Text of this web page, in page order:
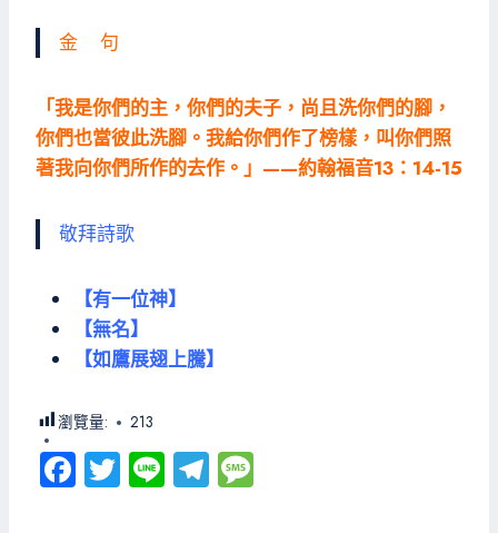
金 句
「我是你們的主，你們的夫子，尚且洗你們的腳，
你們也當彼此洗腳。我給你們作了榜樣，叫你們照
著我向你們所作的去作。」——約翰福音13：14-15
敬拜詩歌
【有一位神】
【無名】
【如鷹展翅上騰】
瀏覽量: 213
Fa
ce
T
wi
Li
ne
Te
le